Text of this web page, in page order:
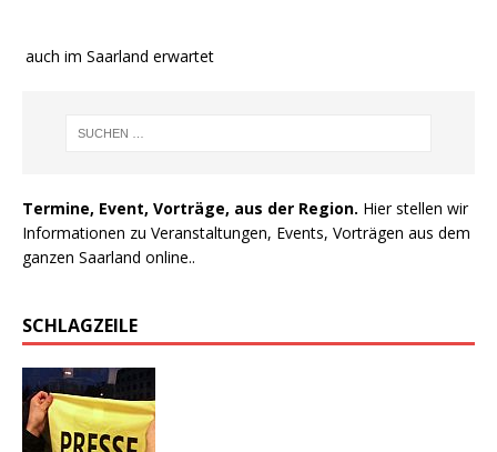
auch im Saarland erwartet
Termine, Event, Vorträge, aus der Region. Hier stellen wir
Informationen zu Veranstaltungen, Events, Vorträgen aus dem
ganzen Saarland online..
SCHLAGZEILE